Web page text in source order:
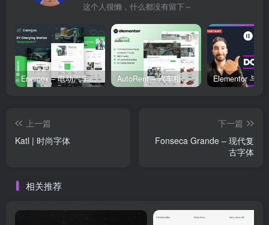
这个人很懒，什么都没有留下～
Energox – 电动汽车充电站 Elementor 模板套件 AutoRent – 汽车租赁服务 Elementor 模板套件
上一篇
Katl | 时尚字体
下一篇
Fonseca Grande – 现代复
古字体
相关推荐